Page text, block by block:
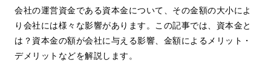
会社の運営資金である資本金について、その金額の大小によ
り会社には様々な影響があります。この記事では、資本金と
は？資本金の額が会社に与える影響、金額によるメリット・
デメリットなどを解説します。